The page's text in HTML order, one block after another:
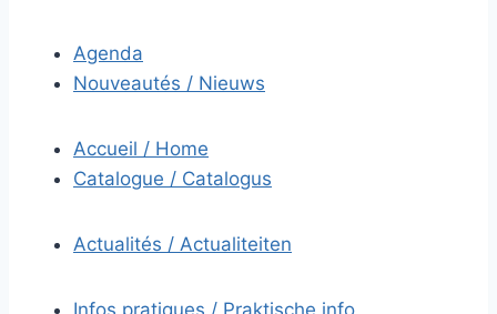
Agenda
Nouveautés / Nieuws
Accueil / Home
Catalogue / Catalogus
Actualités / Actualiteiten
Infos pratiques / Praktische info